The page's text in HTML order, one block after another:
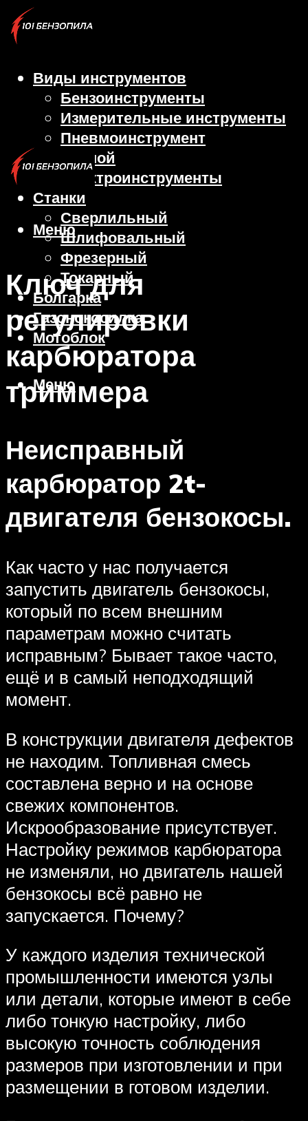
Виды инструментов
Бензоинструменты
Измерительные инструменты
Пневмоинструмент
Ручной
Электроинструменты
Станки
Сверлильный
Шлифовальный
Фрезерный
Токарный
Болгарка
Газонокосилка
Мотоблок
Меню
Меню
Ключ для
регулировки
карбюратора
триммера
Неисправный
карбюратор 2t-
двигателя бензокосы.
Как часто у нас получается
запустить двигатель бензокосы,
который по всем внешним
параметрам можно считать
исправным? Бывает такое часто,
ещё и в самый неподходящий
момент.
В конструкции двигателя дефектов
не находим. Топливная смесь
составлена верно и на основе
свежих компонентов.
Искрообразование присутствует.
Настройку режимов карбюратора
не изменяли, но двигатель нашей
бензокосы всё равно не
запускается. Почему?
У каждого изделия технической
промышленности имеются узлы
или детали, которые имеют в себе
либо тонкую настройку, либо
высокую точность соблюдения
размеров при изготовлении и при
размещении в готовом изделии.